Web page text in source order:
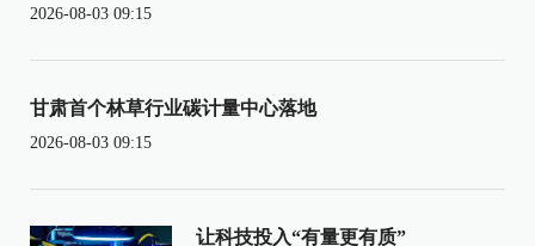
2026-08-03 09:15
甘肃首个林草行业碳计量中心落地
2026-08-03 09:15
让科技投入“有量更有质”